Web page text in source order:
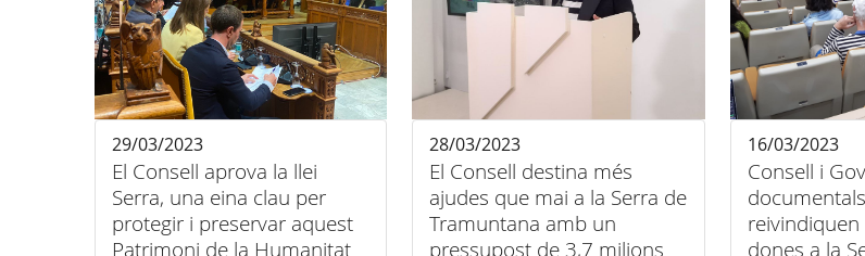
El Consell aprova la llei
Serra, una eina clau per
protegir i preservar aquest
Patrimoni de la Humanitat
29/03/2023
El Consell destina més
ajudes que mai a la Serra de
Tramuntana amb un
pressupost de 3,7 milions
28/03/2023
Consell i
dones a la
16/03/2023